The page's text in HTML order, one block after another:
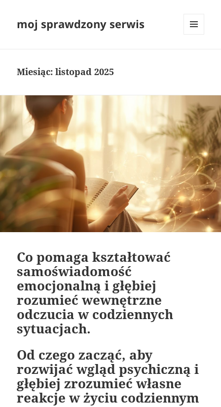
moj sprawdzony serwis
Miesiąc:listopad 2025
Co pomaga kształtować
samoświadomość
emocjonalną i głębiej
rozumieć wewnętrzne
odczucia w codziennych
sytuacjach.
Od czego zacząć, aby
rozwijać wgląd psychiczną i
głębiej zrozumieć własne
reakcje w życiu codziennym